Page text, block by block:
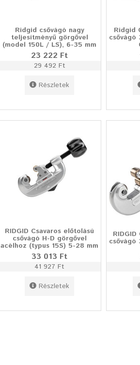
Ridgid csővágó nagy
teljesítményű görgővel
(model 150L / LS), 6-35 mm
23 222 Ft
29 492 Ft
Részletek
Ridgid
csővágó
RIDGID Csavaros előtolású
csővágó H-D görgővel
acélhoz (typus 15S) 5-28 mm
33 013 Ft
41 927 Ft
Részletek
csővágó